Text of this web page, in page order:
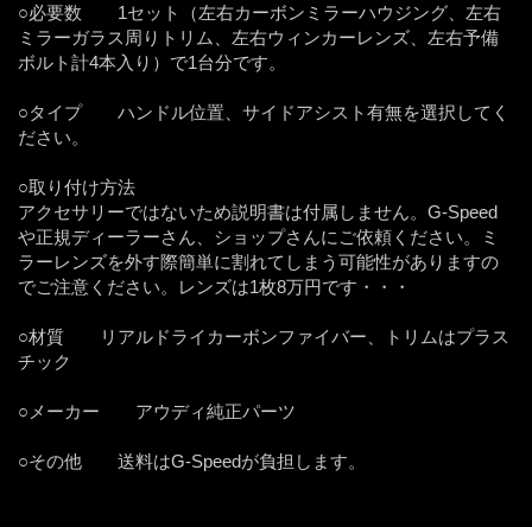
○必要数 1セット（左右カーボンミラーハウジング、左右
ミラーガラス周りトリム、左右ウィンカーレンズ、左右予備
ボルト計4本入り）で1台分です。
○タイプ ハンドル位置、サイドアシスト有無を選択してく
ださい。
○取り付け方法
アクセサリーではないため説明書は付属しません。G-Speed
や正規ディーラーさん、ショップさんにご依頼ください。ミ
ラーレンズを外す際簡単に割れてしまう可能性がありますの
でご注意ください。レンズは1枚8万円です・・・
○材質 リアルドライカーボンファイバー、トリムはプラス
チック
○メーカー アウディ純正パーツ
○その他 送料はG-Speedが負担します。